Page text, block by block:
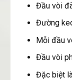
Đầu vòi
Đường
Mỗi đầu
Đầu vòi
Đặc biệt